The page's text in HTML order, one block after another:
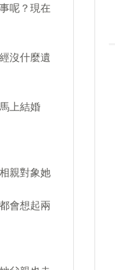
呢？現在
沒什麼遺
上結婚
親對象她
會想起兩